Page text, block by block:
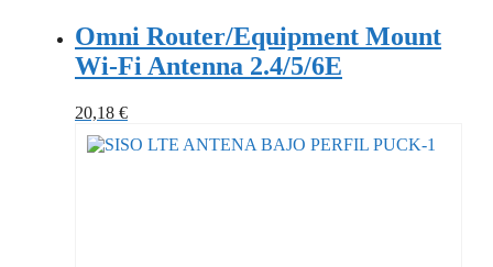
Omni Router/Equipment Mount
Wi-Fi Antenna 2.4/5/6E
20,18 €